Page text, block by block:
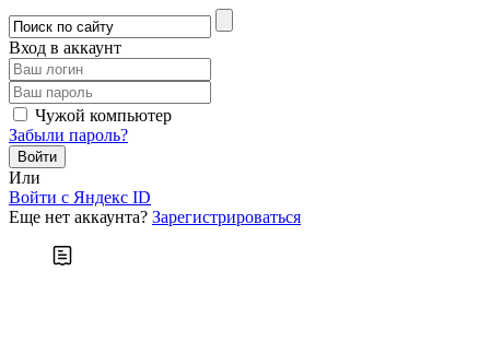
Вход в аккаунт
Чужой компьютер
Забыли пароль?
Или
Войти c Яндекс ID
Еще нет аккаунта? Зарегистрироваться